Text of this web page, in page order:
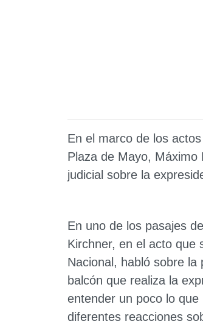
En el marco de los
Plaza de Mayo,
judicial sobre la
En uno de los pasajes
Kirchner, en el acto que
Nacional, habló sobre la
balcón que realiza la
entender un poco lo
diferentes reacciones